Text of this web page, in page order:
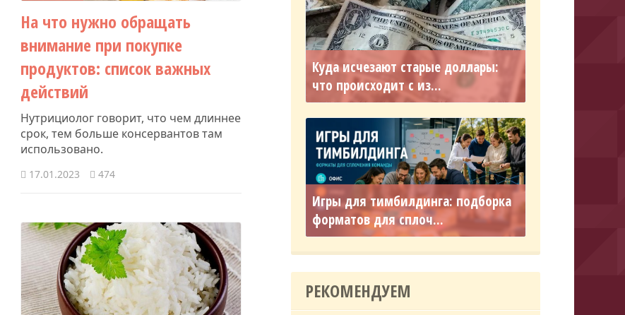
На что нужно обращать
внимание при покупке
продуктов: список важных
действий
Нутрициолог говорит, что чем длиннее
срок, тем больше консервантов там
использовано.
17.01.2023 474
Куда исчезают старые доллары:
что происходит с из...
Игры для тимбилдинга: подборка
форматов для сплоч...
РЕКОМЕНДУЕМ